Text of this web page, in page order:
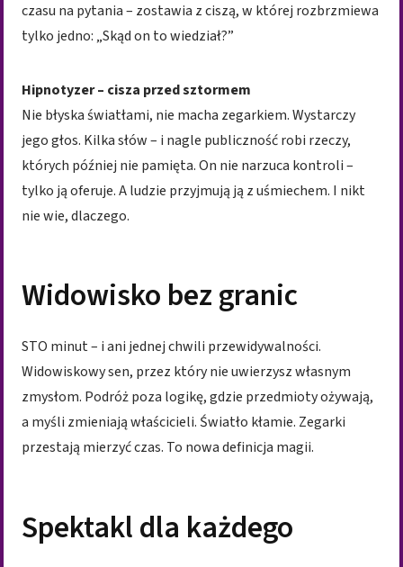
czasu na pytania – zostawia z ciszą, w której rozbrzmiewa
tylko jedno: „Skąd on to wiedział?”
Hipnotyzer – cisza przed sztormem
Nie błyska światłami, nie macha zegarkiem. Wystarczy
jego głos. Kilka słów – i nagle publiczność robi rzeczy,
których później nie pamięta. On nie narzuca kontroli –
tylko ją oferuje. A ludzie przyjmują ją z uśmiechem. I nikt
nie wie, dlaczego.
Widowisko bez granic
STO minut – i ani jednej chwili przewidywalności.
Widowiskowy sen, przez który nie uwierzysz własnym
zmysłom. Podróż poza logikę, gdzie przedmioty ożywają,
a myśli zmieniają właścicieli. Światło kłamie. Zegarki
przestają mierzyć czas. To nowa definicja magii.
Spektakl dla każdego